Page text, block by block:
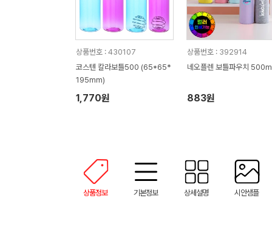
상품번호 : 430107
코스텐 칼라보틀500 (65*65*
195mm)
1,770원
상품번호 : 392914
네오플렌 보틀파우치
883원
상품정보 기본정보 상세설명 시안샘플